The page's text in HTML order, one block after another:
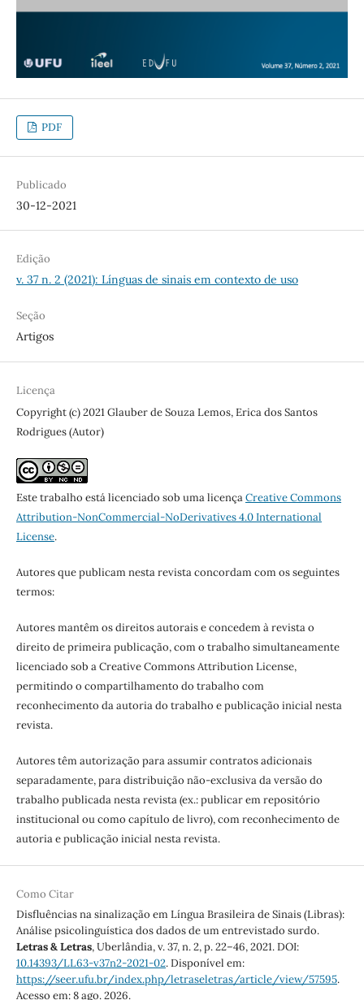
PDF
Publicado
30-12-2021
Edição
v. 37 n. 2 (2021): Línguas de sinais em contexto de uso
Seção
Artigos
Licença
Copyright (c) 2021 Glauber de Souza Lemos, Erica dos Santos
Rodrigues (Autor)
Este trabalho está licenciado sob uma licençaCreative Commons
Attribution-NonCommercial-NoDerivatives 4.0 International
License.
Autores que publicam nesta revista concordam com os seguintes
termos:
Autores mantêm os direitos autorais e concedem à revista o
direito de primeira publicação, com o trabalho simultaneamente
licenciado sob a Creative Commons Attribution License,
permitindo o compartilhamento do trabalho com
reconhecimento da autoria do trabalho e publicação inicial nesta
revista.
Autores têm autorização para assumir contratos adicionais
separadamente, para distribuição não-exclusiva da versão do
trabalho publicada nesta revista (ex.: publicar em repositório
institucional ou como capítulo de livro), com reconhecimento de
autoria e publicação inicial nesta revista.
Como Citar
Disfluências na sinalização em Língua Brasileira de Sinais (Libras):
Análise psicolinguística dos dados de um entrevistado surdo.
Letras & Letras, Uberlândia, v. 37, n. 2, p. 22–46, 2021. DOI:
10.14393/LL63-v37n2-2021-02. Disponível em:
https://seer.ufu.br/index.php/letraseletras/article/view/57595.
Acesso em: 8 ago. 2026.